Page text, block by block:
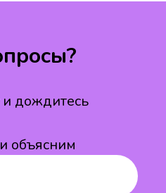
дождитесь
объясним